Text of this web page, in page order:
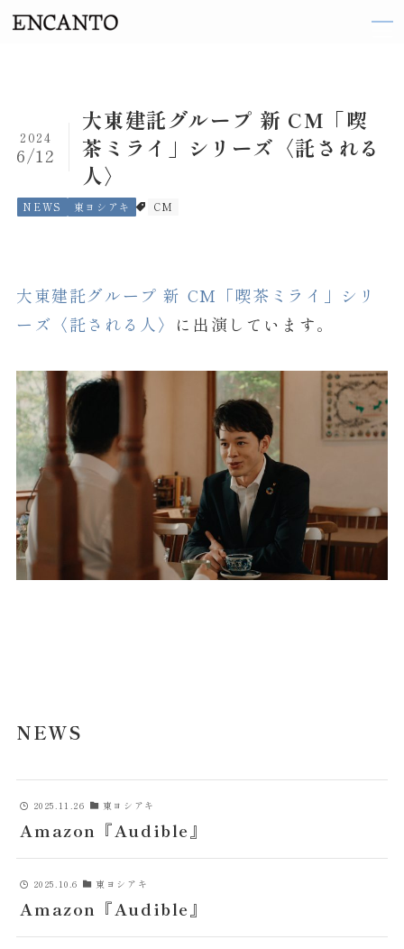
TOP
ARTIST
織田 梨沙
阪井 まどか
東 ヨシアキ
NEWS
COMPANY
CONTACT
大東建託グループ 新 CM「喫
茶ミライ」シリーズ〈託される
人〉
2024
6/12
NEWS 東ヨシアキ CM
大東建託グループ 新 CM「喫茶ミライ」シリ
ーズ〈託される人〉 に出演しています。
NEWS
2025.11.26 東ヨシアキ
Amazon『Audible』
2025.10.6 東ヨシアキ
Amazon『Audible』